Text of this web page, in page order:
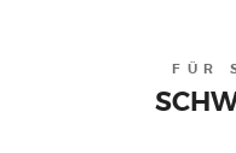
FÜR